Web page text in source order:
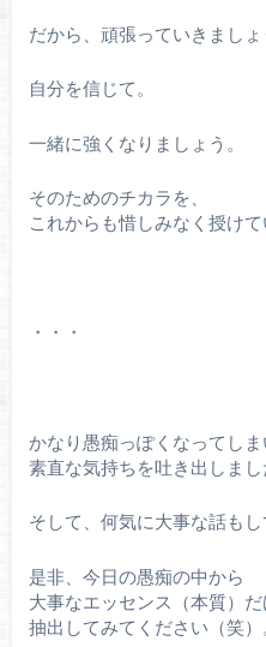
だから、頑張っていきましょ
自分を信じて。
一緒に強くなりましょう。
そのためのチカラを、
これからも惜しみなく授け
・・・
かなり愚痴っぽくなってしま
素直な気持ちを吐き出しまし
そして、何気に大事な話もし
是非、今日の愚痴の中から
大事なエッセンス（本質）だ
抽出してみてください（笑）